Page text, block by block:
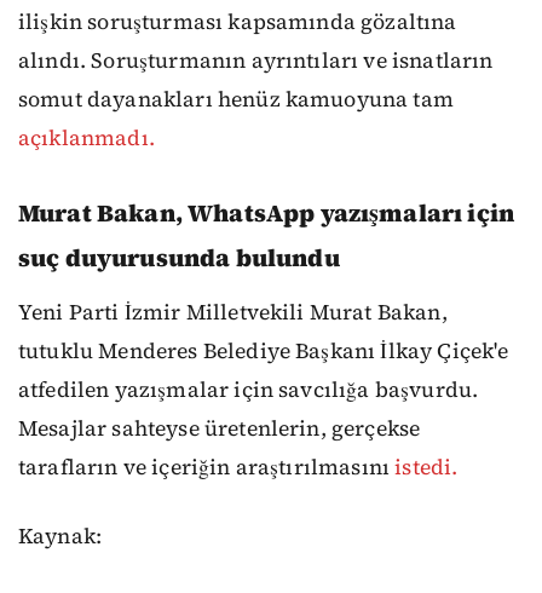
ilişkin soruşturması kapsamında gözaltına
alındı. Soruşturmanın ayrıntıları ve isnatların
somut dayanakları henüz kamuoyuna tam
açıklanmadı.
Murat Bakan, WhatsApp yazışmaları için
suç duyurusunda bulundu
Yeni Parti İzmir Milletvekili Murat Bakan,
tutuklu Menderes Belediye Başkanı İlkay Çiçek'e
atfedilen yazışmalar için savcılığa başvurdu.
Mesajlar sahteyse üretenlerin, gerçekse
tarafların ve içeriğin araştırılmasınıistedi.
Kaynak: